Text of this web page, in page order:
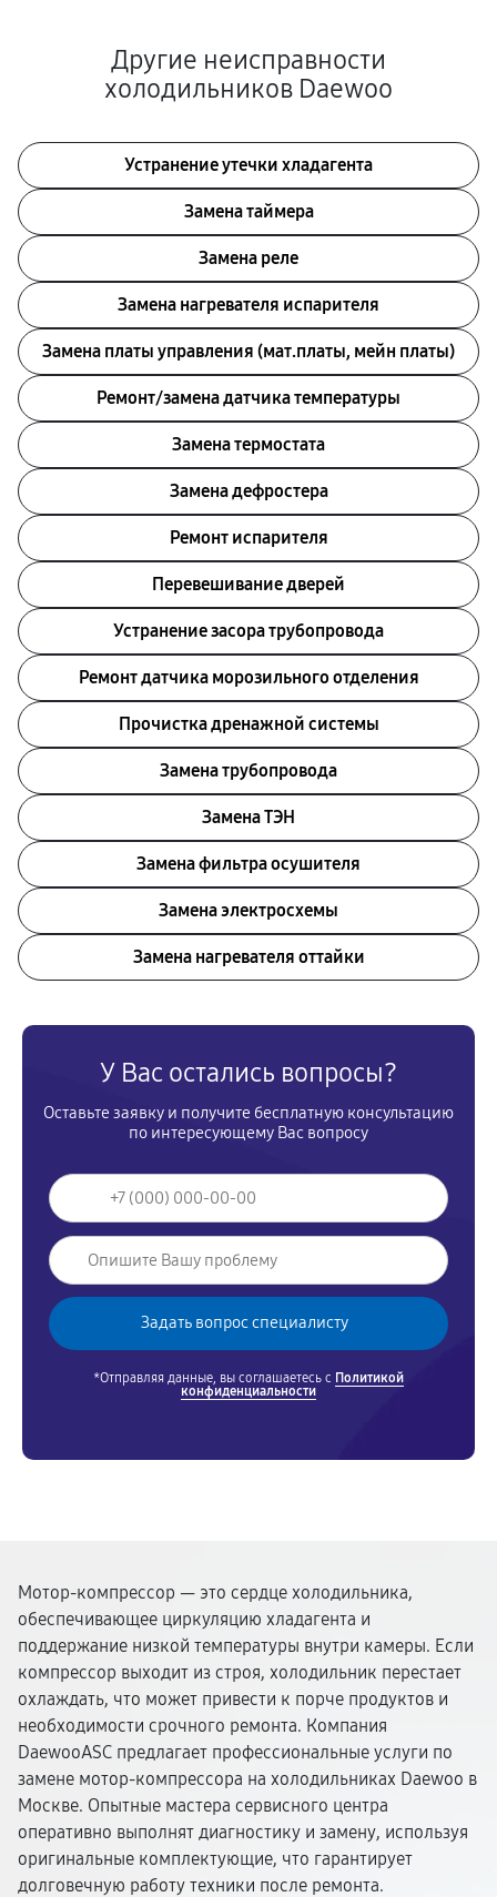
Другие неисправности
холодильников Daewoo
Устранение утечки хладагента
Замена таймера
Замена реле
Замена нагревателя испарителя
Замена платы управления (мат.платы, мейн платы)
Ремонт/замена датчика температуры
Замена термостата
Замена дефростера
Ремонт испарителя
Перевешивание дверей
Устранение засора трубопровода
Ремонт датчика морозильного отделения
Прочистка дренажной системы
Замена трубопровода
Замена ТЭН
Замена фильтра осушителя
Замена электросхемы
Замена нагревателя оттайки
У Вас остались вопросы?
Оставьте заявку и получите бесплатную консультацию
по интересующему Вас вопросу
*Отправляя данные, вы соглашаетесь с Политикой
конфиденциальности
Мотор-компрессор — это сердце холодильника,
обеспечивающее циркуляцию хладагента и
поддержание низкой температуры внутри камеры. Если
компрессор выходит из строя, холодильник перестает
охлаждать, что может привести к порче продуктов и
необходимости срочного ремонта. Компания
DaewooASC предлагает профессиональные услуги по
замене мотор-компрессора на холодильниках Daewoo в
Москве. Опытные мастера сервисного центра
оперативно выполнят диагностику и замену, используя
оригинальные комплектующие, что гарантирует
долговечную работу техники после ремонта.